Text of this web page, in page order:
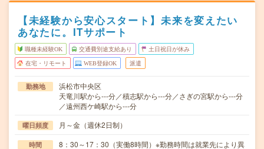
【未経験から安心スタート】未来を変えたい
あなたに。ITサポート
職種未経験OK 交通費別途支給あり 土日祝日が休み
在宅・リモート WEB登録OK 派遣
勤務地
浜松市中央区
天竜川駅から---分／積志駅から---分／さぎの宮駅から---分
／遠州西ケ崎駅から---分
曜日頻度 月～金（週休2日制）
時間
8：30～17：30（実働8時間）※勤務時間は就業先により異